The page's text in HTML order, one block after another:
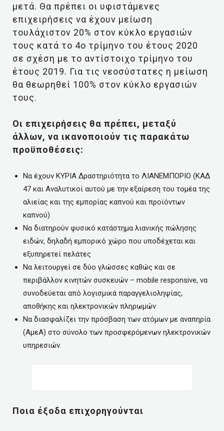
μετά. Θα πρέπει οι υφιστάμενες
επιχειρήσεις να έχουν μείωση
τουλάχιστον 20% στον κύκλο εργασιών
τους κατά το 4ο τρίμηνο του έτους 2020
σε σχέση με το αντίστοιχο τρίμηνο του
έτους 2019. Για τις νεοσύστατες η μείωση
θα θεωρηθεί 100% στον κύκλο εργασιών
τους.
Οι επιχειρήσεις θα πρέπει, μεταξύ
άλλων, να ικανοποιούν τις παρακάτω
προϋποθέσεις:
Να έχουν ΚΥΡΙΑ Δραστηριότητα το ΛΙΑΝΕΜΠΟΡΙΟ (ΚΑΔ
47 και Αναλυτικοί αυτού με την εξαίρεση του τομέα της
αλιείας και της εμπορίας καπνού και προϊόντων
καπνού)
Να διατηρούν φυσικό κατάστημα λιανικής πώλησης
ειδών, δηλαδή εμπορικό χώρο που υποδέχεται και
εξυπηρετεί πελάτες
Να λειτουργεί σε δύο γλώσσες καθώς και σε
περιβάλλον κινητών συσκευών – mobile responsive, να
συνοδεύεται από λογισμικά παραγγελιοληψίας,
αποθήκης και ηλεκτρονικών πληρωμών
Να διασφαλίζει την πρόσβαση των ατόμων με αναπηρία
(ΑμεΑ) στο σύνολο των προσφερόμενων ηλεκτρονικών
υπηρεσιών.
Ποια έξοδα επιχορηγούνται